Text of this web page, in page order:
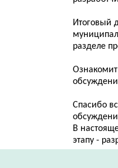
Итоговый
разделе
Спасибо
В
этапу -